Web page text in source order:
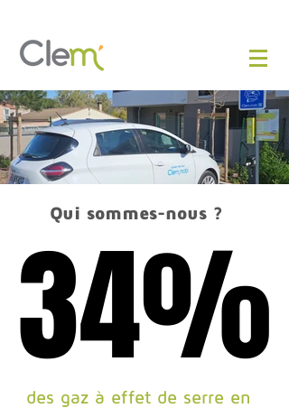
Qui sommes-nous ?
des gaz à effet de serre en
34%
34%